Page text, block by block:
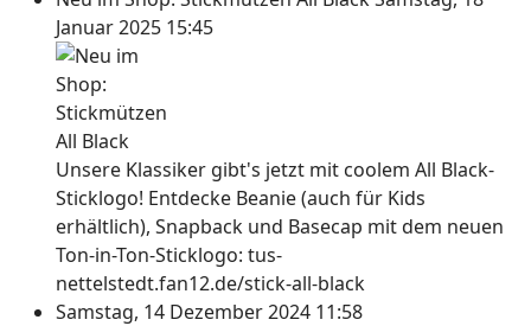
Januar 2025 15:45
Unsere Klassiker gibt's jetzt mit coolem All Black-
Sticklogo! Entdecke Beanie (auch für Kids
erhältlich), Snapback und Basecap mit dem neuen
Ton-in-Ton-Sticklogo: tus-
nettelstedt.fan12.de/stick-all-black
Samstag, 14 Dezember 2024 11:58